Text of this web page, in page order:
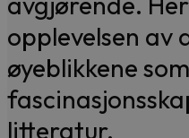
opplevelsen av
øyeblikkene
litteratur.